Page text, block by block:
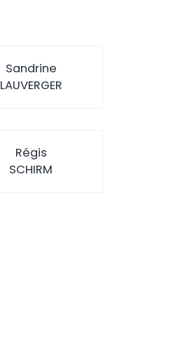
Sandrine
LAUVERGER
Régis
SCHIRM